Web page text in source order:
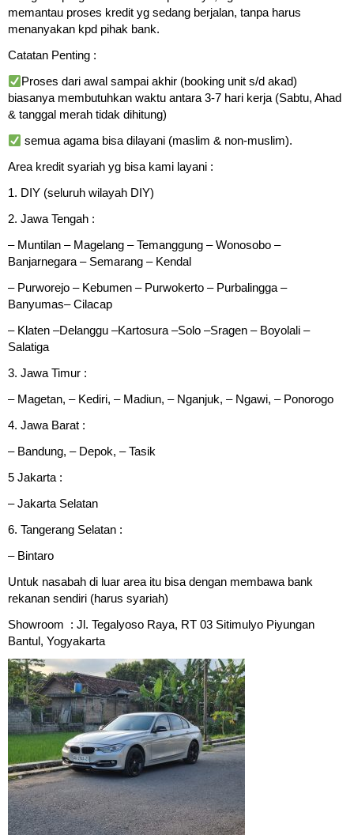
memantau proses kredit yg sedang berjalan, tanpa harus
menanyakan kpd pihak bank.
Catatan Penting :
Proses dari awal sampai akhir (booking unit s/d akad)
biasanya membutuhkan waktu antara 3-7 hari kerja (Sabtu, Ahad
& tanggal merah tidak dihitung)
semua agama bisa dilayani (maslim & non-muslim).
Area kredit syariah yg bisa kami layani :
1. DIY (seluruh wilayah DIY)
2. Jawa Tengah :
– Muntilan – Magelang – Temanggung – Wonosobo –
Banjarnegara – Semarang – Kendal
– Purworejo – Kebumen – Purwokerto – Purbalingga –
Banyumas– Cilacap
– Klaten –Delanggu –Kartosura –Solo –Sragen – Boyolali –
Salatiga
3. Jawa Timur :
– Magetan, – Kediri, – Madiun, – Nganjuk, – Ngawi, – Ponorogo
4. Jawa Barat :
– Bandung, – Depok, – Tasik
5 Jakarta :
– Jakarta Selatan
6. Tangerang Selatan :
– Bintaro
Untuk nasabah di luar area itu bisa dengan membawa bank
rekanan sendiri (harus syariah)
Showroom : Jl. Tegalyoso Raya, RT 03 Sitimulyo Piyungan
Bantul, Yogyakarta